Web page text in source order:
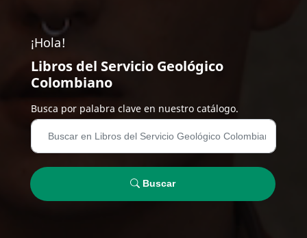
¡Hola!
Libros del Servicio Geológico
Colombiano
Busca por palabra clave en nuestro catálogo.
Buscar